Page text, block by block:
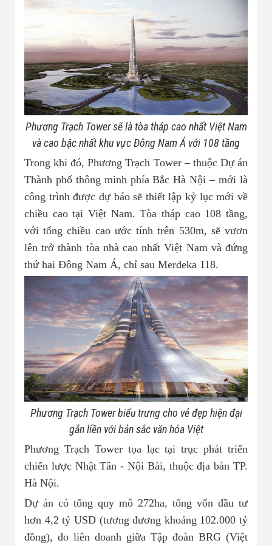
Phương Trạch Tower sẽ là tòa tháp cao nhất Việt Nam
và cao bậc nhất khu vực Đông Nam Á với 108 tầng
Trong khi đó, Phương Trạch Tower – thuộc Dự án
Thành phố thông minh phía Bắc Hà Nội – mới là
công trình được dự báo sẽ thiết lập kỷ lục mới về
chiều cao tại Việt Nam. Tòa tháp cao 108 tầng,
với tổng chiều cao ước tính trên 530m, sẽ vươn
lên trở thành tòa nhà cao nhất Việt Nam và đứng
thứ hai Đông Nam Á, chỉ sau Merdeka 118.
Phương Trạch Tower biểu trưng cho vẻ đẹp hiện đại
gắn liền với bản sắc văn hóa Việt
Phương Trạch Tower tọa lạc tại trục phát triển
chiến lược Nhật Tân - Nội Bài, thuộc địa bàn TP.
Hà Nội.
Dự án có tổng quy mô 272ha, tổng vốn đầu tư
hơn 4,2 tỷ USD (tương đương khoảng 102.000 tỷ
đồng), do liên doanh giữa Tập đoàn BRG (Việt